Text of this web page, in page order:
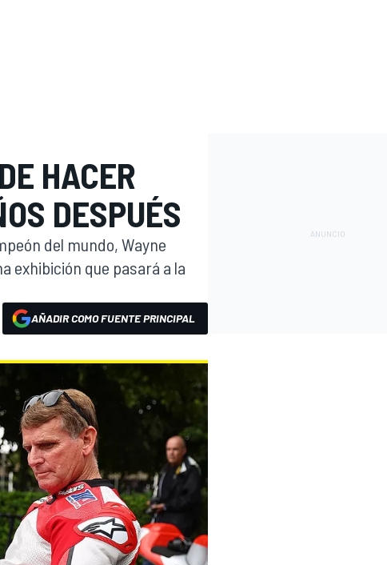
HACER
DESPUÉS
del mundo, Wayne
exhibición que pasará a la
AÑADIR COMO FUENTE PRINCIPAL